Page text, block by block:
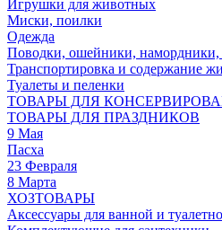
Игрушки для животных
Миски, поилки
Одежда
Поводки, ошейники,
Транспортировка и содержание
Туалеты и пеленки
ТОВАРЫ ДЛЯ
ТОВАРЫ ДЛЯ ПРАЗДНИКОВ
9 Мая
Пасха
23 Февраля
8 Марта
ХОЗТОВАРЫ
Аксессуары для ванной и